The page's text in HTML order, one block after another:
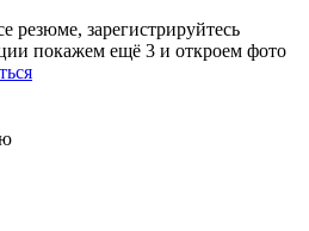
резюме, зарегистрируйтесь
покажем ещё 3 и откроем фото